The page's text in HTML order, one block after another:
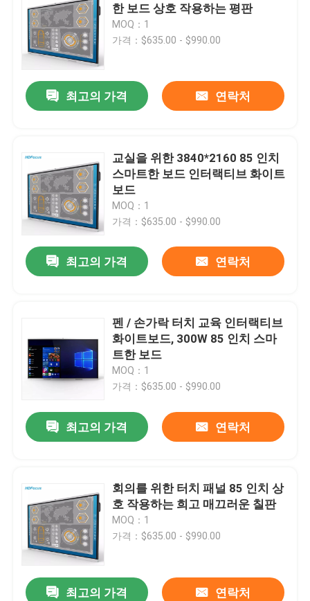
한 보드 상호 작용하는 평판
MOQ：1
가격：$635.00 - $990.00
최고의 가격 연락처
교실을 위한 3840*2160 85 인치
스마트한 보드 인터랙티브 화이트
보드
MOQ：1
가격：$635.00 - $990.00
최고의 가격 연락처
펜 / 손가락 터치 교육 인터랙티브
화이트보드, 300W 85 인치 스마
트한 보드
MOQ：1
가격：$635.00 - $990.00
최고의 가격 연락처
회의를 위한 터치 패널 85 인치 상
호 작용하는 희고 매끄러운 칠판
MOQ：1
가격：$635.00 - $990.00
최고의 가격 연락처